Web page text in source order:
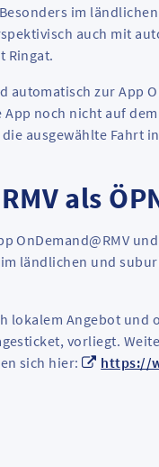
im
auch mit
Ringat.
zur App
noch nicht auf
ausgewählte Fahrt
als
ländlichen und
Angebot und
vorliegt.
sich hier:
https://